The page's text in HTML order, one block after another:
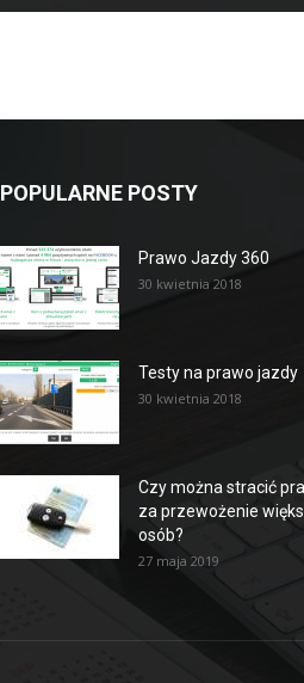
POPULARNE POSTY
Prawo Jazdy 360
30 kwietnia 2018
Testy na prawo jazdy
30 kwietnia 2018
Czy można stracić
za przewożenie
osób?
27 maja 2019